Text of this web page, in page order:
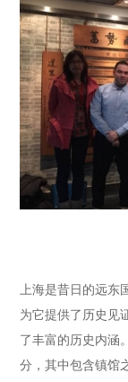
上海是昔日的远
为它提供了历史见
了丰富的历史内涵
分，其中包含镇馆